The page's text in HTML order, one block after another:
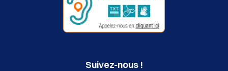
Suivez-nous !